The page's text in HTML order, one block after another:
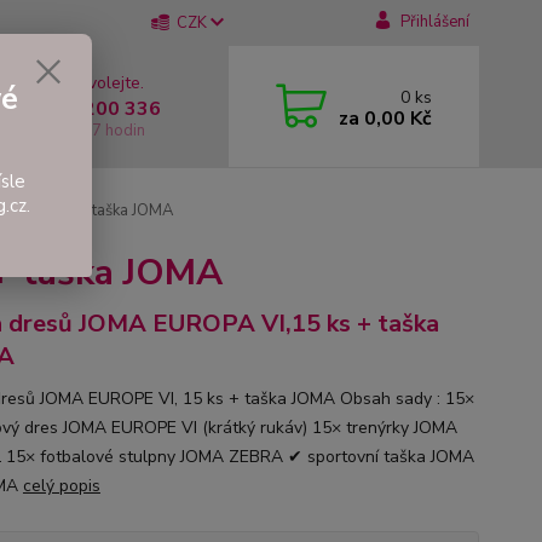
CZK Přihlášení
si rady? Zavolejte.
737 200 336
Pátek: 8 - 17 hodin
0 ks
za 0,00 Kč
VI,15 ks + taška JOMA
taška JOMA
dresů JOMA EUROPA VI,15 ks + taška
JOMA EUROPE VI, 15 ks + taška JOMA Obsah sady : 15×
dres JOMA EUROPE VI (krátký rukáv) 15× trenýrky JOMA
15× fotbalové stulpny JOMA ZEBRA ✔ sportovní taška JOMA
celý popis